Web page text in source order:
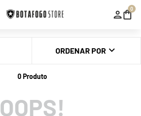
0
ORDENAR POR
0Produto
OOPS!